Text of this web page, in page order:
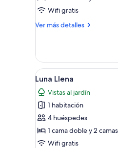
Nueva
Wifi gratis
Ver más detalles
Más
Nueva
Abrir
todas
las
fotos
de
Luna
Llena
7
Luna Llena
Vistas al jardín
1 habitación
4 huéspedes
1 cama doble y 2
Wifi gratis